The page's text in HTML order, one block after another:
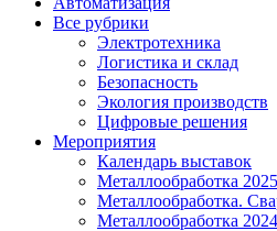
Все рубрики
Электротехника
Логистика и склад
Безопасность
Экология производств
Цифровые решения
Мероприятия
Календарь выставок
Металлообработка 2025
Металлообработка.
Металлообработка 2024